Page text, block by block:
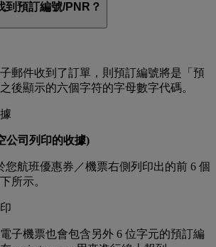
到預訂編號/PNR？
郵件收到了訂單，則預訂編號將是「預
後顯示的六個字符的字母數字代碼。
公司列印的收據)
您航班優惠券／機票右側列印出的前 6 個
所示。
子機票也會包含另外 6 位字元的預訂編